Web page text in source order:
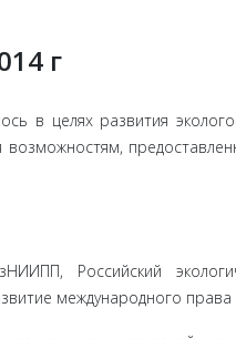
г
в целях развития
Российский
международного